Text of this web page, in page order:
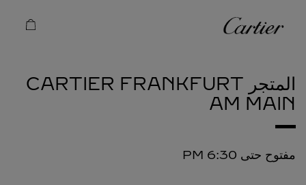
كارتييه
المتجر CARTIER FRANKFURT
AM MAIN
مفتوح حتى 6:30 PM